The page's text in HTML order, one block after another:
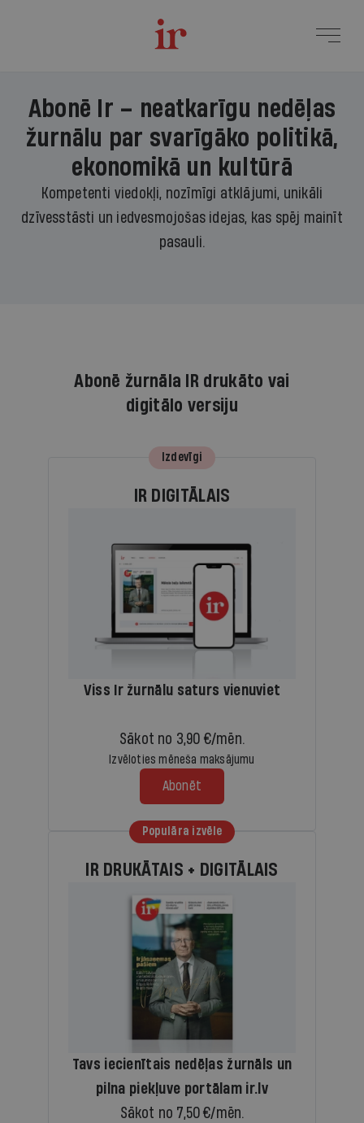
Abonē Ir – neatkarīgu nedēļas
žurnālu par svarīgāko politikā,
ekonomikā un kultūrā
Kompetenti viedokļi, nozīmīgi atklājumi, unikāli
dzīvesstāsti un iedvesmojošas idejas, kas spēj mainīt
pasauli.
Abonē žurnāla IR drukāto vai
digitālo versiju
Izdevīgi
IR DIGITĀLAIS
Viss Ir žurnālu saturs vienuviet
Sākot no 3,90 €/mēn.
Izvēloties mēneša maksājumu
Abonēt
Populāra izvēle
IR DRUKĀTAIS + DIGITĀLAIS
Tavs iecienītais nedēļas žurnāls un
pilna piekļuve portālam ir.lv
Sākot no 7,50 €/mēn.